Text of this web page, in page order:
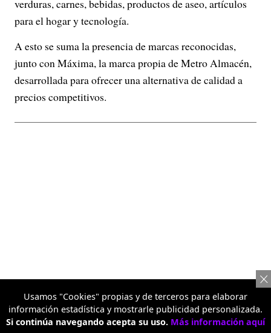
verduras, carnes, bebidas, productos de aseo, artículos
para el hogar y tecnología.
A esto se suma la presencia de marcas reconocidas,
junto con Máxima, la marca propia de Metro Almacén,
desarrollada para ofrecer una alternativa de calidad a
precios competitivos.
Usamos "Cookies" propias y de terceros para elaborar
información estadística y mostrarle publicidad personalizada.
Si continúa navegando acepta su uso. Más información aquí